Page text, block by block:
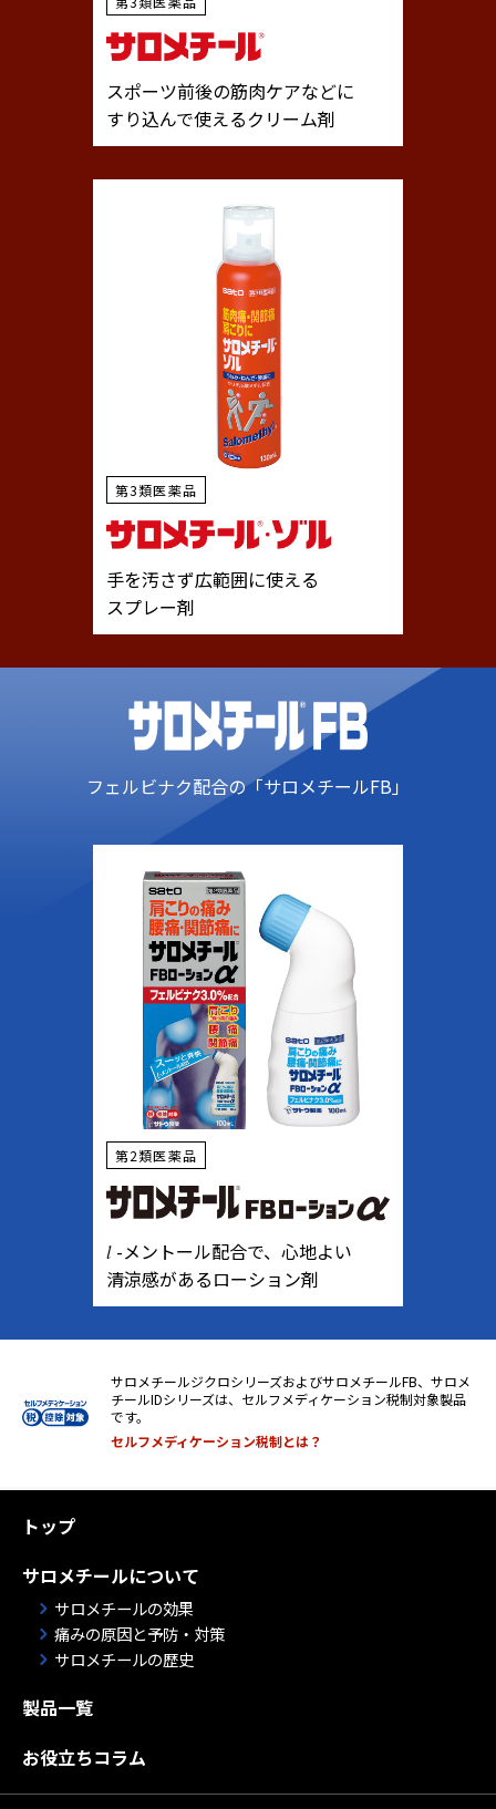
スポーツ前後の筋肉ケアなどに
すり込んで使えるクリーム剤
第3類医薬品
手を汚さず広範囲に使える
スプレー剤
フェルビナク配合の「サロメチールFB」
第2類医薬品
l -メントール配合で、心地よい
清涼感があるローション剤
サロメチールジクロシリーズおよびサロメチールFB、サロメ
チールIDシリーズは、セルフメディケーション税制対象製品
です。
セルフメディケーション税制とは？
トップ
サロメチールについて
サロメチールの効果
痛みの原因と予防・対策
サロメチールの歴史
製品一覧
お役立ちコラム